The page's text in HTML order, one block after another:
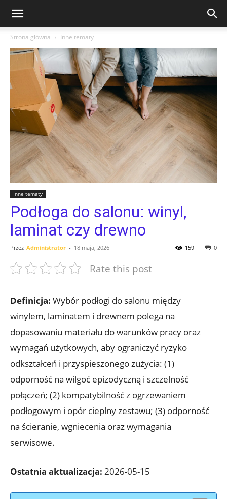
Strona główna Inne tematy
Inne tematy
Podłoga do salonu: winyl,
laminat czy drewno
Przez Administrator - 18 maja, 2026 0
159
Rate this post
Definicja: Wybór podłogi do salonu między
winylem, laminatem i drewnem polega na
dopasowaniu materiału do warunków pracy oraz
wymagań użytkowych, aby ograniczyć ryzyko
odkształceń i przyspieszonego zużycia: (1)
odporność na wilgoć epizodyczną i szczelność
połączeń; (2) kompatybilność z ogrzewaniem
podłogowym i opór cieplny zestawu; (3) odporność
na ścieranie, wgniecenia oraz wymagania
serwisowe.
Ostatnia aktualizacja: 2026-05-15